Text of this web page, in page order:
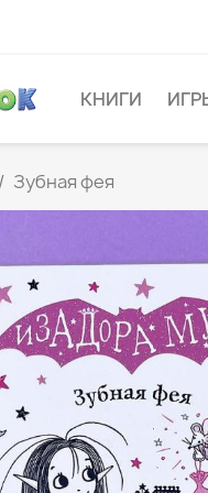
КНИГИ
Зубная фея